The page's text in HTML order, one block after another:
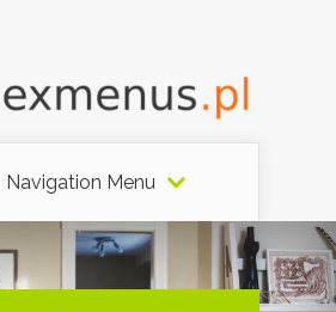
Navigation Menu